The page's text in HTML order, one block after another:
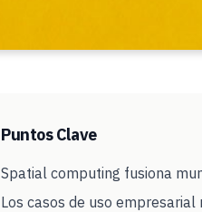
Puntos Clave
Spatial computing fusiona
Los casos de uso